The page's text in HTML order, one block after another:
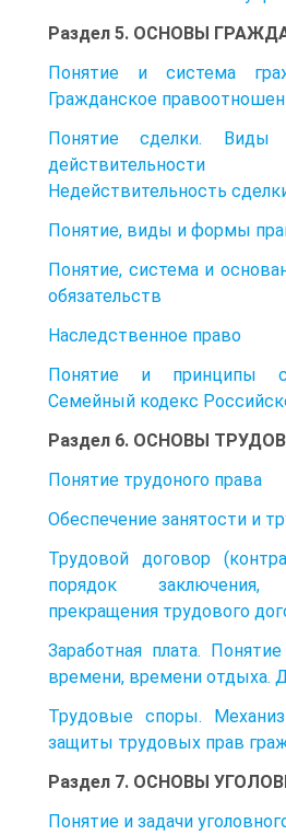
Раздел 5. ОСНОВЫ
Понятие и система
Гражданское
Понятие сделки. Виды
Недействительность
Понятие, виды и формы
Понятие, система и
обязательств
Наследственное право
Понятие и принципы
Семейный кодекс
Раздел 6. OCHОВЫ
Понятие трудоного права
Обеспечение занятости и
Трудовой договор
порядок
прекращения трудового
Заработная плата.
времени, времени отдыха.
Tpудовые споры.
защиты трудовых прав
Раздел 7. ОСНОВЫ
Понятие и задачи